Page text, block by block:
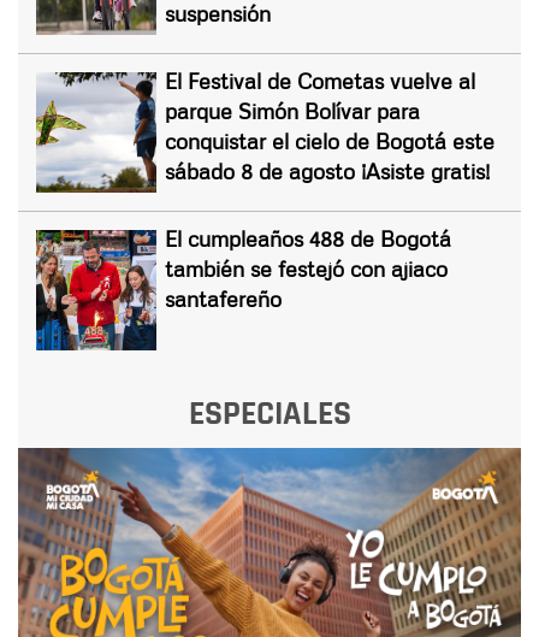
suspensión
El Festival de Cometas vuelve al
parque Simón Bolívar para
conquistar el cielo de Bogotá este
sábado 8 de agosto ¡Asiste gratis!
El cumpleaños 488 de Bogotá
también se festejó con ajiaco
santafereño
ESPECIALES